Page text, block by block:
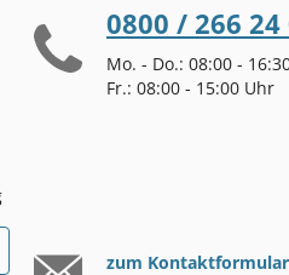
0800 / 266 24
Mo. - Do.: 08:00 -
Fr.: 08:00 - 15:00 Uhr
zum Kontaktformular